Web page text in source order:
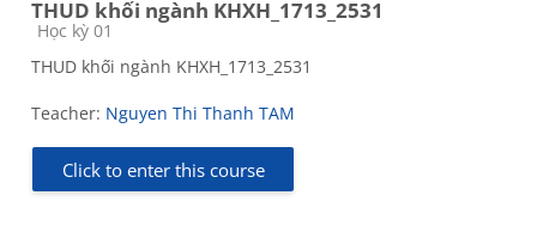
THUD khối ngành KHXH_1713_2531
Course category
Học kỳ 01
THUD khối ngành KHXH_1713_2531
Teacher: Nguyen Thi Thanh TAM
Click to enter this course